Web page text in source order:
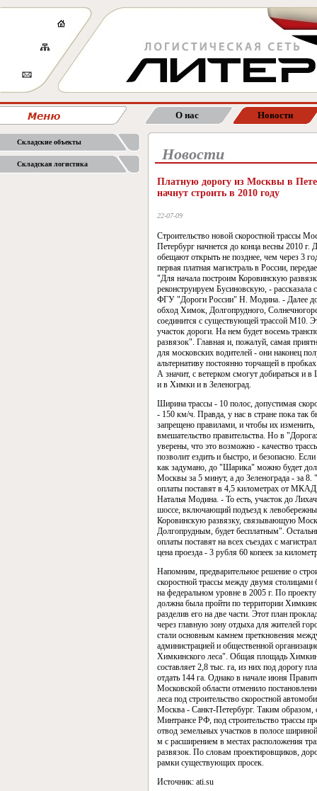
О нас Новости
Складские объекты
Складская логистика
Новости
Платную дорогу из Москвы в
начнут строить в 2010 году
22-07-09
Строительство новой скоростной трассы
Петербург начнется до конца весны 2010 г.
обещают открыть не позднее, чем через 3
первая платная магистраль в России,
"Для начала построим Коровинскую
реконструируем Бусиновскую, - рассказала
ФГУ "Дороги России" Н. Модина. - Далее
обход Химок, Долгопрудного,
соединится с существующей трассой М10.
участок дороги. На нем будет восемь
развязок". Главная и, пожалуй, самая
для московских водителей - они наконец
альтернативу постоянно торчащей в
А значит, с ветерком смогут добираться и
и в Химки и в Зеленоград.
Ширина трассы - 10 полос, допустимая
- 150 км/ч. Правда, у нас в стране пока так
запрещено правилами, и чтобы их изменить,
вмешательство правительства. Но в
уверены, что это возможно - качество
позволит ездить и быстро, и безопасно. Если
как задумано, до "Шарика" можно будет
Москвы за 5 минут, а до Зеленограда - за
оплаты поставят в 4,5 километрах от
Наталья Модина. - То есть, участок до
шоссе, включающий подъезд к
Коровинскую развязку, связывающую
Долгопрудным, будет бесплатным".
оплаты поставят на всех съездах с
цена проезда - 3 рубля 60 копеек за
Напомним, предварительное решение о
скоростной трассы между двумя столицами
на федеральном уровне в 2005 г. По
должна была пройти по территории
разделив его на две части. Этот план
через главную зону отдыха для жителей
стали основным камнем преткновения
администрацией и общественной
Химкинского леса". Общая площадь
составляет 2,8 тыс. га, из них под дорогу
отдать 144 га. Однако в начале июня
Московской области отменило
леса под строительство скоростной
Москва - Санкт-Петербург. Таким образом,
Минтрансе РФ, под строительство трассы
отвод земельных участков в полосе
м с расширением в местах расположения
развязок. По словам проектировщиков,
рамки существующих просек.
Источник: ati.su